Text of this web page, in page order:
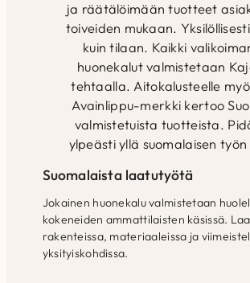
ja räätälöimään tuotteet
toiveiden mukaan.
kuin tilaan. Kaikki
huonekalut valmistetaan
tehtaalla. Aitokalusteelle
Avainlippu-merkki kertoo
valmistetuista tuotteista.
ylpeästi yllä suomalaisen
Suomalaista laatutyötä
Jokainen huonekalu valmistetaan
kokeneiden ammattilaisten käsissä.
rakenteissa, materiaaleissa ja
yksityiskohdissa.